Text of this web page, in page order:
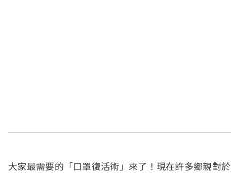
大家最需要的「口罩復活術」來了！現在許多鄉親對於